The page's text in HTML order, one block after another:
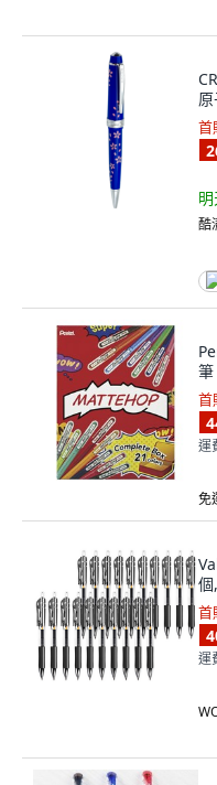
首
酷
首
運
免
首
運